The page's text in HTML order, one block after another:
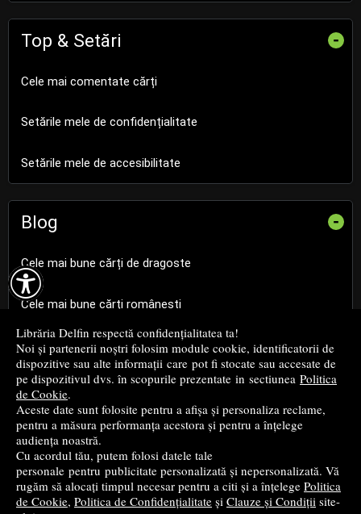

Librăria Delfin respectă confidențialitatea ta!
Noi și partenerii noștri folosim module cookie, identificatorii de
dispozitive sau alte informații care pot fi stocate sau accesate de
pe dispozitivul dvs. în scopurile prezentate in sectiunea Politica
de Cookie.
Aceste date sunt folosite pentru a afișa și personaliza reclame,
pentru a măsura performanța acestora și pentru a înțelege
audiența noastră.
Cu acordul tău, putem folosi datele tale
personale pentru publicitate personalizată și nepersonalizată. Vă
rugăm să alocați timpul necesar pentru a citi și a înțelege Politica
de Cookie, Politica de Confidențialitate și Clauze și Condiții site-
Top & Setări -
Cele mai comentate cărți
Setările mele de confidențialitate
Setările mele de accesibilitate
Blog -
Cele mai bune cărți de dragoste
Cele mai bune cărți românești
Cele mai bune cărți religioase
Cele mai bune cărți de istorie
Top cărți beletristică
...toate știrile